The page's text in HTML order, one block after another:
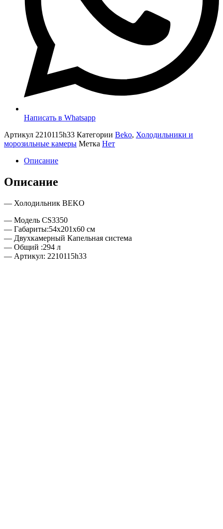
Написать в Whatsapp
Артикул 2210115h33 Категории Beko, Холодильники и
морозильные камеры Метка Нет
Описание
Описание
— Холодильник BEKO
— Модель CS3350
— Габариты:54х201х60 см
— Двухкамерный Капельная система
— Общий :294 л
— Артикул: 2210115h33